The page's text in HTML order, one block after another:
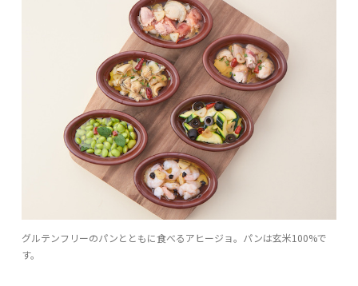
グルテンフリーのパンとともに食べるアヒージョ。パンは玄米100%で
す。